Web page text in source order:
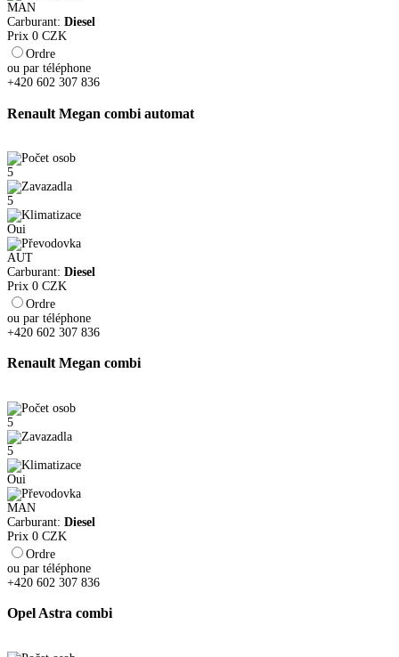
MAN
Carburant: Diesel
Prix 0 CZK
Ordre
ou par téléphone
+420 602 307 836
Renault Megan combi automat
5
5
Oui
AUT
Carburant: Diesel
Prix 0 CZK
Ordre
ou par téléphone
+420 602 307 836
Renault Megan combi
5
5
Oui
MAN
Carburant: Diesel
Prix 0 CZK
Ordre
ou par téléphone
+420 602 307 836
Opel Astra combi